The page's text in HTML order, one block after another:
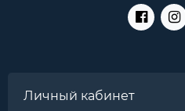
Личный кабинет